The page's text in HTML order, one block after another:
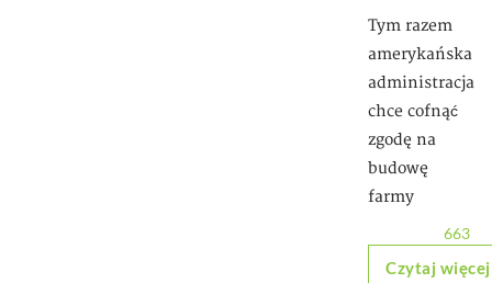
Tym razem
amerykańska
administracja
chce cofnąć
zgodę na
budowę
farmy
663
Czytaj więcej